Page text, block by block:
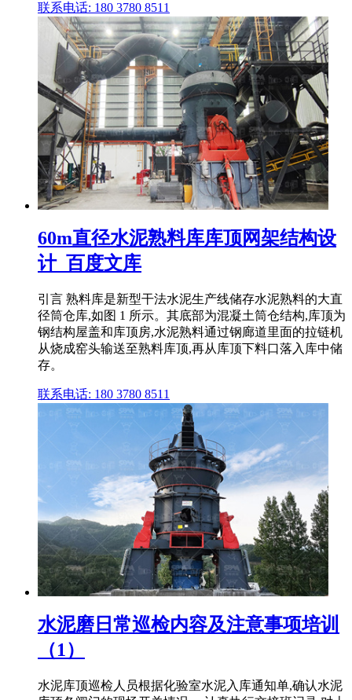
联系电话: 180 3780 8511
60m直径水泥熟料库库顶网架结构设
计_百度文库
引言 熟料库是新型干法水泥生产线储存水泥熟料的大直
径筒仓库,如图 1 所示。其底部为混凝土筒仓结构,库顶为
钢结构屋盖和库顶房,水泥熟料通过钢廊道里面的拉链机
从烧成窑头输送至熟料库顶,再从库顶下料口落入库中储
存。
联系电话: 180 3780 8511
水泥磨日常巡检内容及注意事项培训
（1）
水泥库顶巡检人员根据化验室水泥入库通知单,确认水泥